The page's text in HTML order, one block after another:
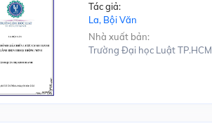
Tác giả:
La, Bội Văn
Nhà xuất bản:
Trường Đại học Luật TP.HCM